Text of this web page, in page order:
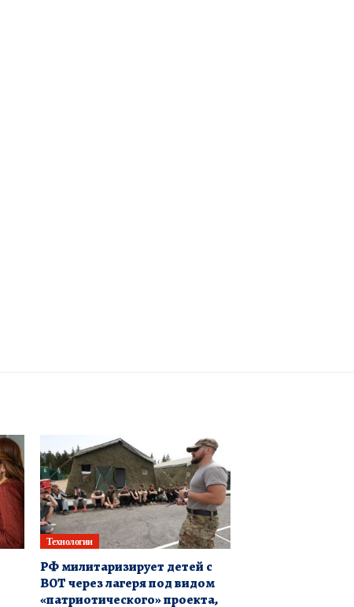
Технологии
РФ милитаризирует детей с
ВОТ через лагеря под видом
«патриотического» проекта,